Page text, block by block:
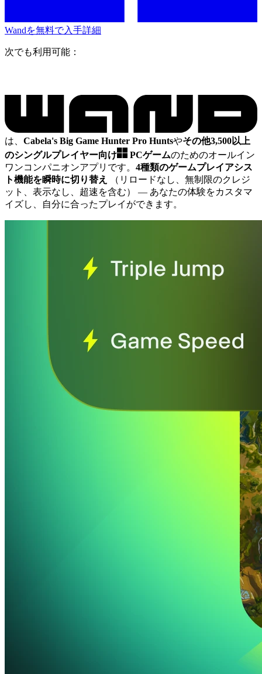
Wandを無料で入手詳細
次でも利用可能：
は、 Cabela's Big Game Hunter Pro Huntsやその他3,500以上
のシングルプレイヤー向け
PCゲームのためのオールイン
ワンコンパニオンアプリです。 4種類のゲームプレイアシス
ト機能を瞬時に切り替え
（リロードなし、無制限のクレジ
ット、表示なし、超速を含む） — あなたの体験をカスタマ
イズし、自分に合ったプレイができます。